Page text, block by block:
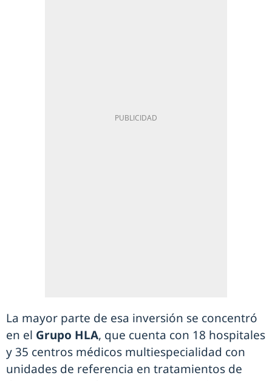
La mayor parte de esa inversión se concentró
en el Grupo HLA, que cuenta con 18 hospitales
y 35 centros médicos multiespecialidad con
unidades de referencia en tratamientos de